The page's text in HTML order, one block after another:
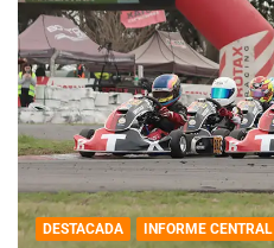
DESTACADA INFORME CENTRAL